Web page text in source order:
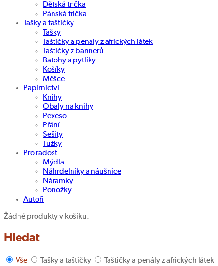
Dětská trička
Pánská trička
Tašky a taštičky
Tašky
Taštičky a penály z afrických látek
Taštičky z bannerů
Batohy a pytlíky
Košíky
Měšce
Papírnictví
Knihy
Obaly na knihy
Pexeso
Přání
Sešity
Tužky
Pro radost
Mýdla
Náhrdelníky a náušnice
Náramky
Ponožky
Autoři
Žádné produkty v košíku.
Hledat
Vše Tašky a taštičky
Taštičky a penály z afrických látek